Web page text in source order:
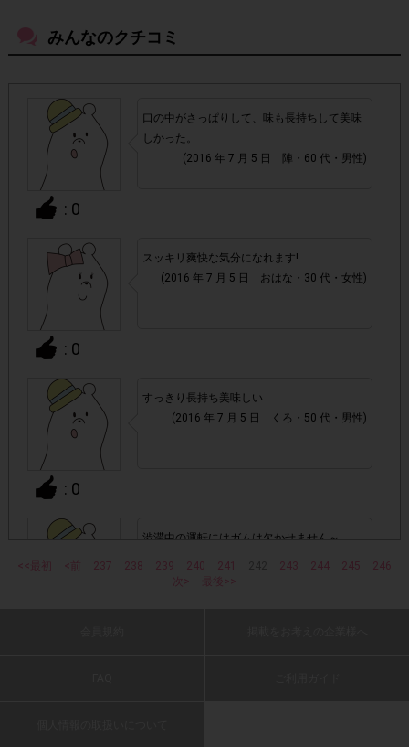
ださい。
上限に達しても、掲載期間内のアンケート回答が可能です。
・他サイトのテンタメを含め、1つのアンケートにつき1人1
回の参加とさせていただいております。
・悪質な投稿があった場合、
だくこともあります。
・スマートフォン、携帯電話、タブレットPCにつきまし
て、機種によってはアンケートに回答できない場合がござい
ます。
▼ポイント付与対象外
上記参加条件(対象商品・購入チェーン・回答期間・
指定購入個数)以外
・ECサイトやネットスーパーでのご購入
・購入できなかった/指定個数を購入できなかった場合
・他のサイトでの参加を含めて、1つのアンケートに対して
みんなのクチコミ
: 0
口の中がさっぱりして、味も長持ちして美味
しかった。
(2016 年 7 月 5 日 陣・60 代・男性)
: 0
スッキリ爽快な気分になれます!
(2016 年 7 月 5 日 おはな・30 代・女性)
: 0
すっきり長持ち美味しい
(2016 年 7 月 5 日 くろ・50 代・男性)
渋滞中の運転にはガムは欠かせません～
<<最初 <前 237 238 239 240 241 243 244 245
246
次>
最後>>